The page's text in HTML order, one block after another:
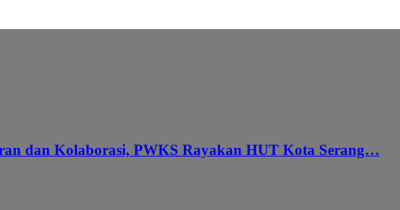
dan Kolaborasi, PWKS Rayakan HUT Kota Serang…